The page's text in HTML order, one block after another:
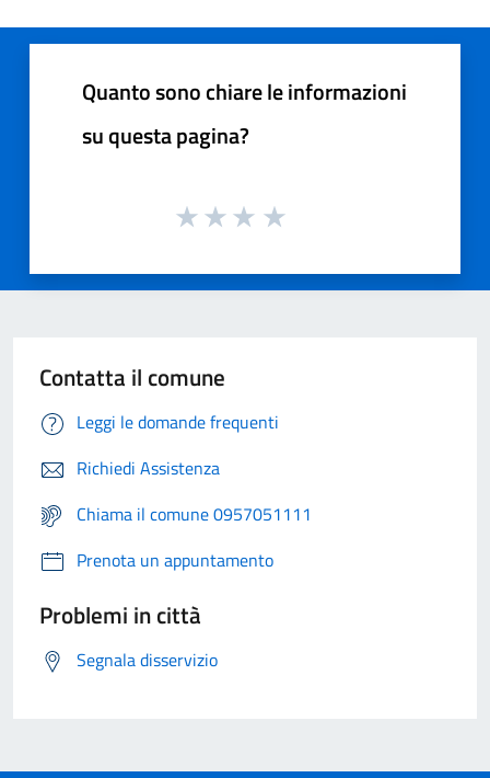
Quanto sono chiare le informazioni
su questa pagina?
Contatta il comune
Leggi le domande frequenti
Richiedi Assistenza
Chiama il comune 0957051111
Prenota un appuntamento
Problemi in città
Segnala disservizio